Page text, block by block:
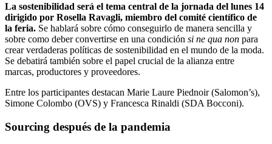
La sostenibilidad será el tema central de la jornada del lunes 14
dirigido por Rosella Ravagli, miembro del comité científico de
la feria. Se hablará sobre cómo conseguirlo de manera sencilla y
sobre como deber convertirse en una condición si ne qua non para
crear verdaderas políticas de sostenibilidad en el mundo de la moda.
Se debatirá también sobre el papel crucial de la alianza entre
marcas, productores y proveedores.
Entre los participantes destacan Marie Laure Piednoir (Salomon’s),
Simone Colombo (OVS) y Francesca Rinaldi (SDA Bocconi).
Sourcing después de la pandemia